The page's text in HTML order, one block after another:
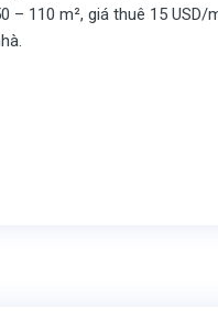
– 110 m², giá thuê 15